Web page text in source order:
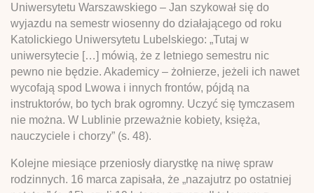
Uniwersytetu Warszawskiego – Jan szykował się do
wyjazdu na semestr wiosenny do działającego od roku
Katolickiego Uniwersytetu Lubelskiego: „Tutaj w
uniwersytecie […] mówią, że z letniego semestru nic
pewno nie będzie. Akademicy – żołnierze, jeżeli ich nawet
wycofają spod Lwowa i innych frontów, pójdą na
instruktorów, bo tych brak ogromny. Uczyć się tymczasem
nie można. W Lublinie przeważnie kobiety, księża,
nauczyciele i chorzy” (s. 48).
Kolejne miesiące przeniosły diarystkę na niwę spraw
rodzinnych. 16 marca zapisała, że „nazajutrz po ostatniej